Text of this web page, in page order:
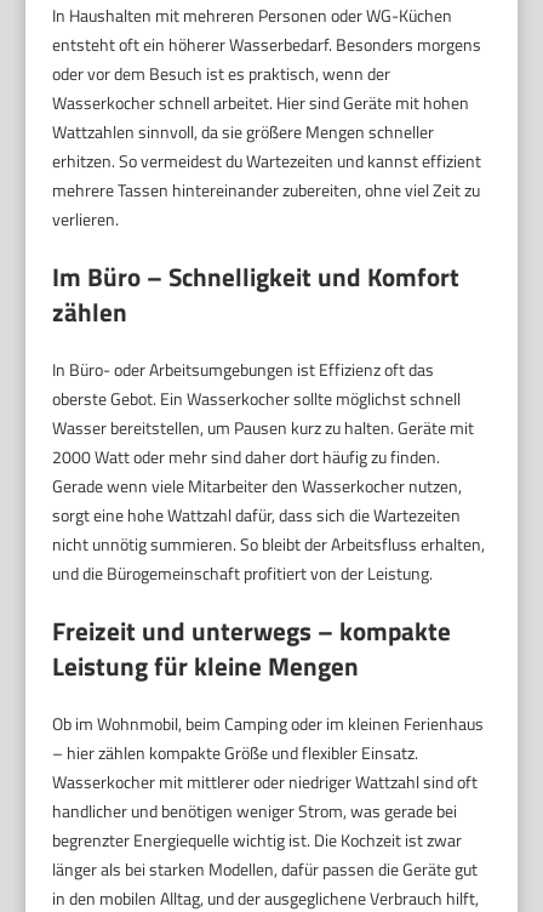
In Haushalten mit mehreren Personen oder WG-Küchen
entsteht oft ein höherer Wasserbedarf. Besonders morgens
oder vor dem Besuch ist es praktisch, wenn der
Wasserkocher schnell arbeitet. Hier sind Geräte mit hohen
Wattzahlen sinnvoll, da sie größere Mengen schneller
erhitzen. So vermeidest du Wartezeiten und kannst effizient
mehrere Tassen hintereinander zubereiten, ohne viel Zeit zu
verlieren.
Im Büro – Schnelligkeit und Komfort
zählen
In Büro- oder Arbeitsumgebungen ist Effizienz oft das
oberste Gebot. Ein Wasserkocher sollte möglichst schnell
Wasser bereitstellen, um Pausen kurz zu halten. Geräte mit
2000 Watt oder mehr sind daher dort häufig zu finden.
Gerade wenn viele Mitarbeiter den Wasserkocher nutzen,
sorgt eine hohe Wattzahl dafür, dass sich die Wartezeiten
nicht unnötig summieren. So bleibt der Arbeitsfluss erhalten,
und die Bürogemeinschaft profitiert von der Leistung.
Freizeit und unterwegs – kompakte
Leistung für kleine Mengen
Ob im Wohnmobil, beim Camping oder im kleinen Ferienhaus
– hier zählen kompakte Größe und flexibler Einsatz.
Wasserkocher mit mittlerer oder niedriger Wattzahl sind oft
handlicher und benötigen weniger Strom, was gerade bei
begrenzter Energiequelle wichtig ist. Die Kochzeit ist zwar
länger als bei starken Modellen, dafür passen die Geräte gut
in den mobilen Alltag, und der ausgeglichene Verbrauch hilft,